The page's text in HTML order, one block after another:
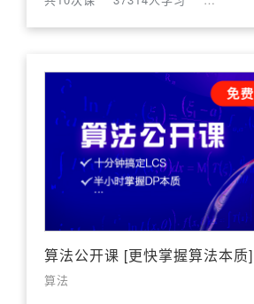
算法公开课 [更快掌握算法本质]
算法